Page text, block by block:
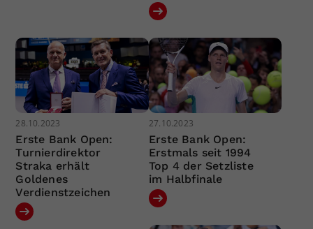
28.10.2023
Erste Bank Open:
Turnierdirektor
Straka erhält
Goldenes
Verdienstzeichen
27.10.2023
Erste Bank Open:
Erstmals seit 1994
Top 4 der Setzliste
im Halbfinale